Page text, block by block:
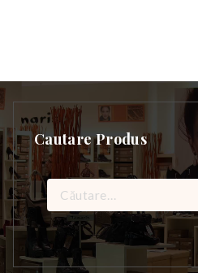
Cautare Produs
Caută
după: